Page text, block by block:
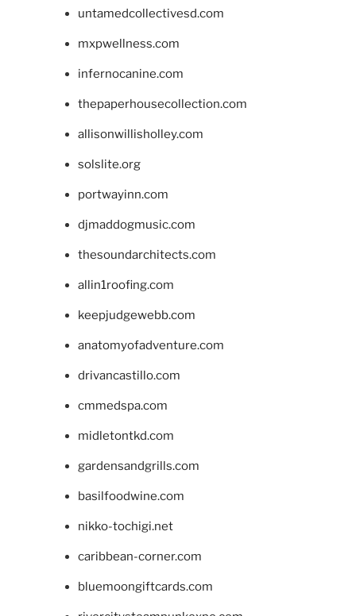
untamedcollectivesd.com
mxpwellness.com
infernocanine.com
thepaperhousecollection.com
allisonwillisholley.com
solslite.org
portwayinn.com
djmaddogmusic.com
thesoundarchitects.com
allin1roofing.com
keepjudgewebb.com
anatomyofadventure.com
drivancastillo.com
cmmedspa.com
midletontkd.com
gardensandgrills.com
basilfoodwine.com
nikko-tochigi.net
caribbean-corner.com
bluemoongiftcards.com